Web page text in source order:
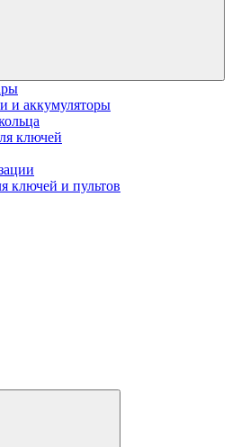
и аккумуляторы
ключей
ключей и пультов